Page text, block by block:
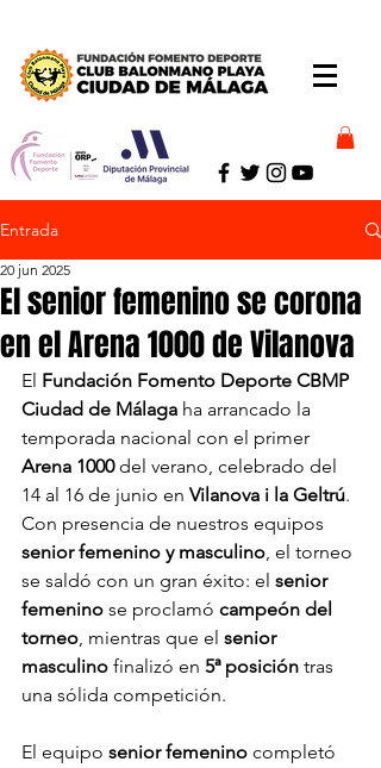
Entrada
El senior femenino se corona
en el Arena 1000 de Vilanova
20 jun 2025
El Fundación Fomento Deporte CBMP
Ciudad de Málaga ha arrancado la
temporada nacional con el primer
Arena 1000 del verano, celebrado del
14 al 16 de junio en Vilanova i la Geltrú.
Con presencia de nuestros equipos
senior femenino y masculino, el torneo
se saldó con un gran éxito: el senior
femenino se proclamó campeón del
torneo, mientras que el senior
masculino finalizó en 5ª posición tras
una sólida competición.
El equipo senior femenino completó